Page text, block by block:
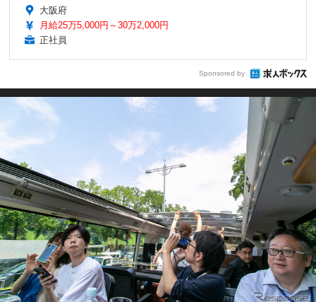
大阪府
月給25万5,000円～30万2,000円
正社員
Sponsored by